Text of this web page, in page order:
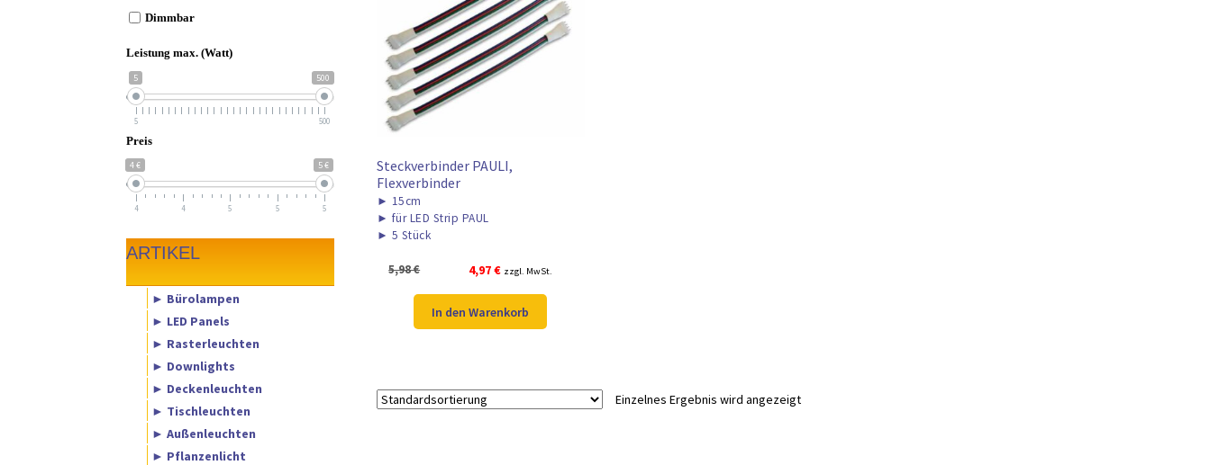
Steckverbinder PAULI,
Flexverbinder
► 15cm
► für LED Strip PAUL
► 5 Stück
5,98€
Ursprünglicher
war:
5,98 €
4,97€Aktueller
ist:
4,97 €.
zzgl. MwSt.
In den Warenkorb
Einzelnes Ergebnis wird angezeigt
Dimmbar
Leistung max. (Watt)
5 500
5 500
Preis
4 € 5 €
4 4 5 5 5
ARTIKEL
► Bürolampen
► LED Panels
► Rasterleuchten
► Downlights
► Deckenleuchten
► Tischleuchten
► Außenleuchten
► Pflanzenlicht